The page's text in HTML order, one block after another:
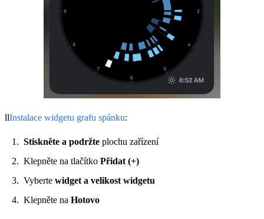
llInstalace widgetu grafu spánku:
Stiskněte a podržte plochu zařízení
Klepněte na tlačítko Přidat (+)
Vyberte widget a velikost widgetu
Klepněte na Hotovo